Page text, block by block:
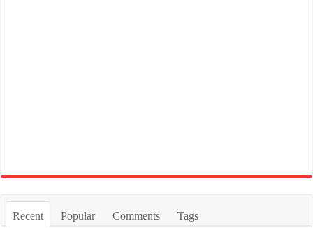
Recent Popular Comments Tags